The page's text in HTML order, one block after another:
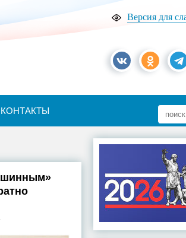
Версия для
КОНТАКТЫ